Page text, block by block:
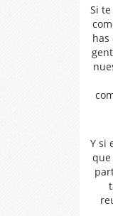
Si
has
Y si
que